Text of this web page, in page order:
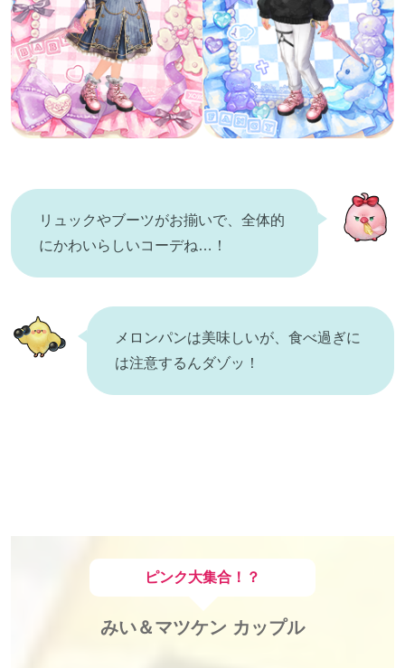
リュックやブーツがお揃いで、全体的
にかわいらしいコーデね…！
メロンパンは美味しいが、食べ過ぎに
は注意するんダゾッ！
ピンク大集合！？
みい＆マツケン カップル